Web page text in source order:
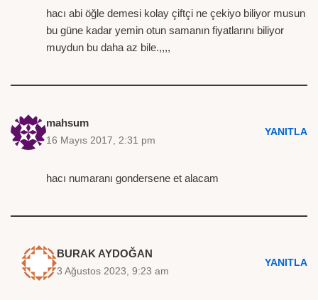
hacı abi öğle demesi kolay çiftçi ne çekiyo biliyor musun
bu güne kadar yemin otun samanın fiyatlarını biliyor
muydun bu daha az bile.,,,,
mahsum
16 Mayıs 2017, 2:31 pm
YANITLA
hacı numaranı gondersene et alacam
BURAK AYDOĞAN
3 Ağustos 2023, 9:23 am
YANITLA